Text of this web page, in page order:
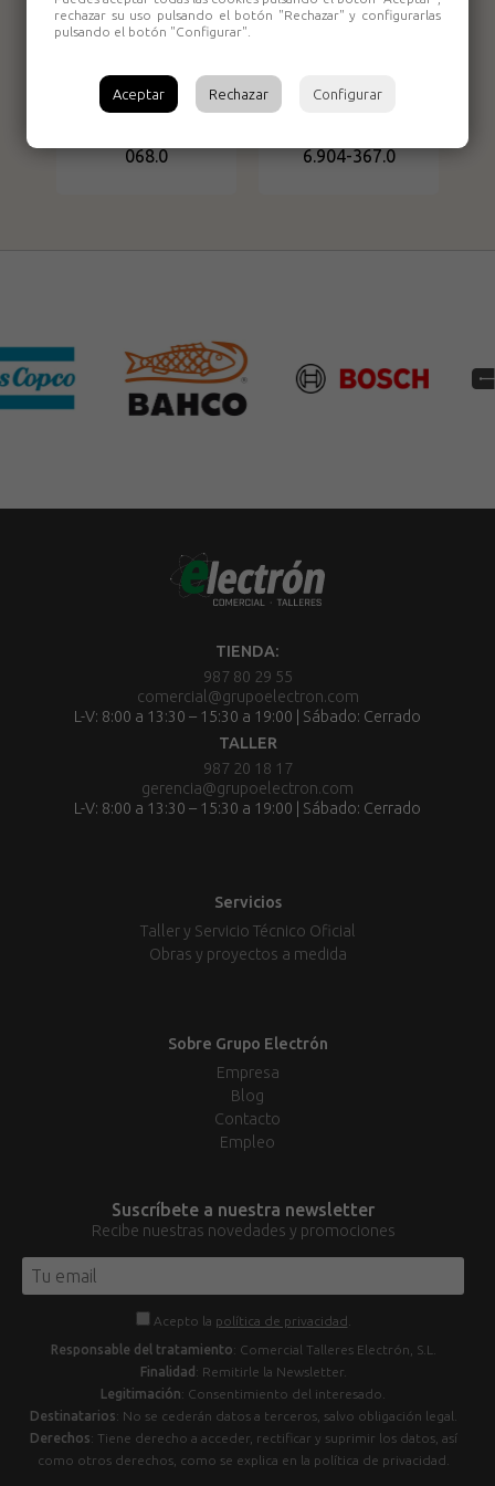
Filtro Eco plegado
068.0
6.904-367.0
TIENDA:
987 80 29 55
comercial@grupoelectron.com
L-V: 8:00 a 13:30 – 15:30 a 19:00 | Sábado: Cerrado
TALLER
987 20 18 17
gerencia@grupoelectron.com
L-V: 8:00 a 13:30 – 15:30 a 19:00 | Sábado: Cerrado
Servicios
Taller y Servicio Técnico Oficial
Obras y proyectos a medida
Sobre Grupo Electrón
Empresa
Blog
Contacto
Empleo
Suscríbete a nuestra newsletter
Recibe nuestras novedades y promociones
Acepto la política de privacidad
Responsable del tratamiento: Comercial Talleres Electrón, S.L.
Finalidad : Remitirle la Newsletter.
Legitimación: Consentimiento del interesado.
Destinatarios: No se cederán datos a terceros, salvo obligación legal.
Derechos: Tiene derecho a acceder, rectificar y suprimir los datos, así
como otros derechos, como se explica en la política de privacidad.
rechazar su uso pulsando el botón "Rechazar" y configurarlas
pulsando el botón "Configurar".
Aceptar Rechazar Configurar